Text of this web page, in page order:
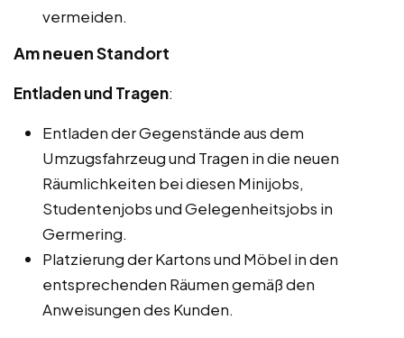
vermeiden.
Am neuen Standort
Entladen und Tragen:
Entladen der Gegenstände aus dem
Umzugsfahrzeug und Tragen in die neuen
Räumlichkeiten bei diesen Minijobs,
Studentenjobs und Gelegenheitsjobs in
Germering.
Platzierung der Kartons und Möbel in den
entsprechenden Räumen gemäß den
Anweisungen des Kunden.